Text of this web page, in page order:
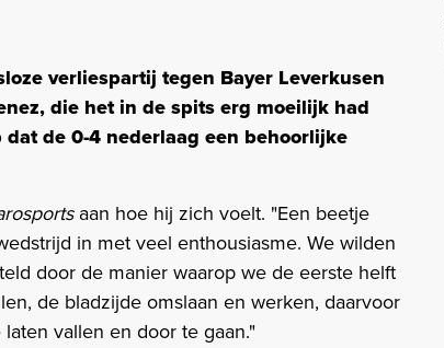
verliespartij tegen Bayer Leverkusen
die het in de spits erg moeilijk had
de 0-4 nederlaag een behoorlijke
aan hoe hij zich voelt. "Een beetje
in met veel enthousiasme. We wilden
door de manier waarop we de eerste helft
de bladzijde omslaan en werken, daarvoor
vallen en door te gaan."